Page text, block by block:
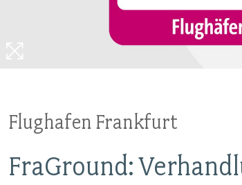
VERANSTALTUNGEN UND SEMINARE
MITGLIEDSCHAFT & SERVICE
Flughafen Frankfurt
FraGround: